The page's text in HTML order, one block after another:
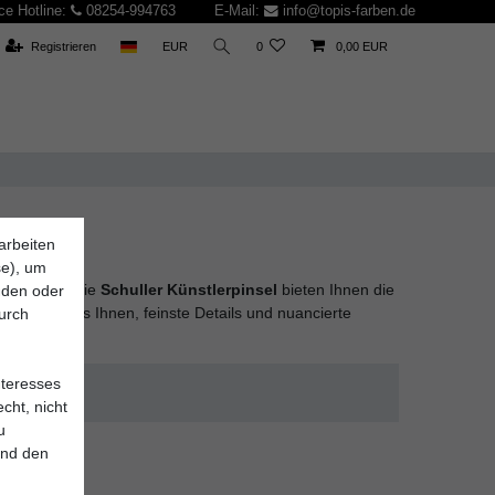
Hotline: 08254-994763 E-Mail: info@topis-farben.de
Registrieren EUR 0 0,00 EUR
Die Schuller Künstlerpinsel bieten Ihnen die
es Ihnen, feinste Details und nuancierte
um
oder
nicht
den